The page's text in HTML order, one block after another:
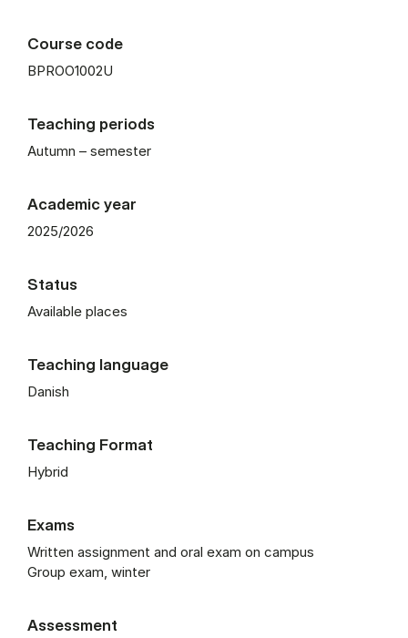
Course code
BPROO1002U
Teaching periods
Autumn – semester
Academic year
2025/2026
Status
Available places
Teaching language
Danish
Teaching Format
Hybrid
Exams
Written assignment and oral exam on campus
Group exam, winter
Assessment